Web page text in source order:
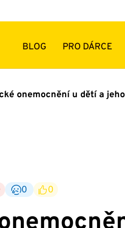
BLOG PRO DÁRCE
onemocnění u dětí a
0 0